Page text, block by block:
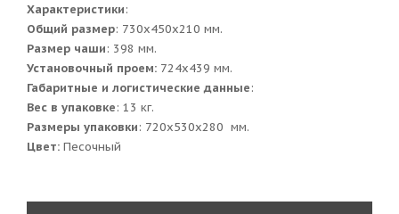
Характеристики:
Общий размер: 730x450x210 мм.
Размер чаши: 398 мм.
Установочный проем: 724x439 мм.
Габаритные и логистические данные:
Вес в упаковке: 13 кг.
Размеры упаковки: 720x530x280 мм.
Цвет: Песочный